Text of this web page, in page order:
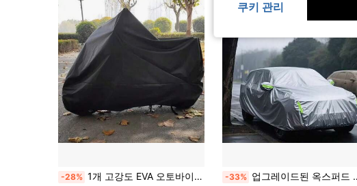
-28% 1개 고강도 EVA 오토바이/자전거 커버, 사계절용, UV 차단, 눈 방지, 대부분의 차량에 적합, 블랙 & 그레이, 야외 차량 보호, 세련된 오토바이 커버, UV 차단 주방 장식, 어머니의 날 선물, 침실 장식, 정원, 주방 장식, 여름, 해변, 여행 필수품, 방 장식, 스퀴시, 졸업 -33% 업그레이드된 옥스퍼드 천 풀카 커버, 풀 커버리지 태양, 비, 눈, 먼지 보호, SUV 및 세단용 다양한 사이즈, 야간 주차 안전을 위한 고가시성 반사 스트립
쿠키 관리